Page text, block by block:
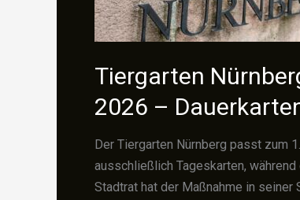
Tiergarten
2026 –
Der Tiergarten Nürnberg passt zum
ausschließlich Tageskarten,
Stadtrat hat der Maßnahme in